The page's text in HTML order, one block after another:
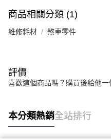
５．嚴禁一人註冊多個帳號或使用
恩沛科技股份有限公司將有權停止
商品相關分類 (1)
維修耗材 煞車零件
評價
喜歡這個商品嗎？購買後給他一
本分類熱銷全站排行